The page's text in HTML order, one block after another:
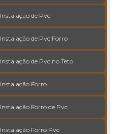
Instalação de Pvc
Instalação de Pvc Forro
Instalação de Pvc no Teto
Instalação Forro
Instalação Forro de Pvc
Instalação Forro Pvc